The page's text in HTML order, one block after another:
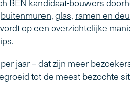
BEN kandidaat-bouwers
buitenmuren, glas, ramen en
op een overzichtelijke
jaar – dat zijn meer
tot de meest bezochte